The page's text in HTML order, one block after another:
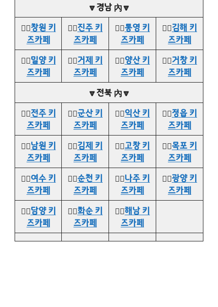
🔽경남 內🔽
👉🏻창원 키
즈카페
👉🏻진주 키
즈카페
👉🏻통영 키
즈카페
👉🏻김해 키
즈카페
👉🏻밀양 키
즈카페
👉🏻거제 키
즈카페
👉🏻양산 키
즈카페
👉🏻거창 키
즈카페
🔽전북 內🔽
👉🏻전주 키
즈카페
👉🏻군산 키
즈카페
👉🏻익산 키
즈카페
👉🏻정읍 키
즈카페
👉🏻남원 키
즈카페
👉🏻김제 키
즈카페
👉🏻고창 키
즈카페
👉🏻목포 키
즈카페
👉🏻여수 키
즈카페
👉🏻순천 키
즈카페
👉🏻나주 키
즈카페
👉🏻광양 키
즈카페
👉🏻담양 키
즈카페
👉🏻화순 키
즈카페
👉🏻해남 키
즈카페